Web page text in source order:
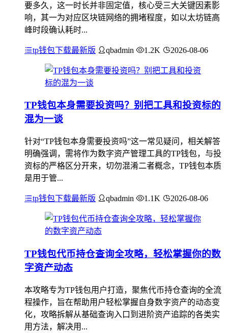
要多久，这一时长并非固定值，核心受三大关键因素影
响，其一为对应区块链网络的拥堵程度，如以太坊链高
峰时段确认耗时...
tp钱包下载最新版 qbadmin 1.2K 2026-08-06
TP钱包本身需要投资吗？别把工具和投资标的
混为一谈
针对“TP钱包本身需要投资吗”这一常见疑问，相关解答
明确强调，需将作为数字资产管理工具的TP钱包，与投
资标的严格区分开来，切勿混淆二者概念，TP钱包本质
是用于管...
tp钱包下载最新版 qbadmin 1.1K 2026-08-06
TP钱包代币持仓查询全攻略，轻松掌握你的数
字资产动态
本攻略专为TP钱包用户打造，聚焦代币持仓查询的全流
程操作，旨在帮助用户轻松掌握自身数字资产的动态变
化，攻略拆解从基础查询入口到进阶资产追踪的各类实
用方法，解决用...